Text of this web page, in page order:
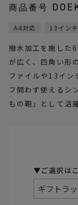
商品番号
A4対応 13イン
撥水加工を施した
が広く、四角い形
ファイルや13イン
フ問わず使えるシ
もの鞄」として活